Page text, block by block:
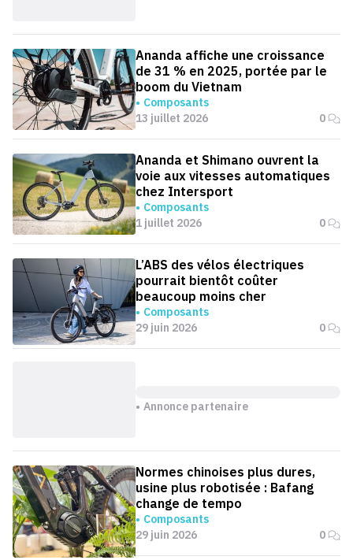
Ananda affiche une croissance
de 31 % en 2025, portée par le
boom du Vietnam
Composants
13 juillet 2026
0
Ananda et Shimano ouvrent la
voie aux vitesses automatiques
chez Intersport
Composants
1 juillet 2026
0
L’ABS des vélos électriques
pourrait bientôt coûter
beaucoup moins cher
Composants
29 juin 2026
0
Annonce partenaire
Normes chinoises plus dures,
usine plus robotisée : Bafang
change de tempo
Composants
29 juin 2026
0